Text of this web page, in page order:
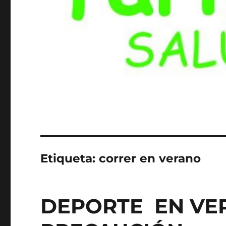
Etiqueta:correr en verano
DEPORTE EN